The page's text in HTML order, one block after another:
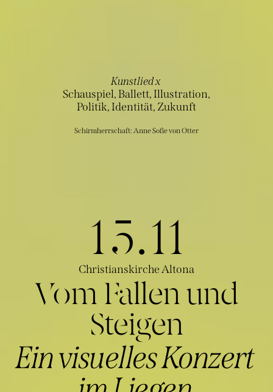
Kunstlied x
Schauspiel, Ballett, Illustration,
Politik, Identität, Zukunft
Schirmherrschaft: Anne Sofie von Otter
15.11
Christianskirche Altona
Vom Fallen und
Steigen
Ein visuelles Konzert